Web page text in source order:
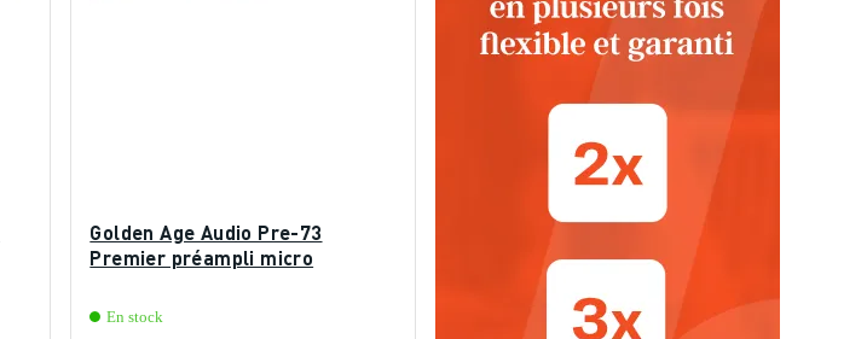
Golden Age Audio Pre-73
Premier préampli micro
En stock